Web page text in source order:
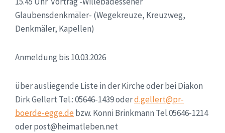
Glaubensdenkmäler- (Wegekreuze, Kreuzweg,
Denkmäler, Kapellen)
Anmeldung bis 10.03.2026
über ausliegende Liste in der Kirche oder bei Diakon
Dirk Gellert Tel.: 05646-1439 oderd.gellert@pr-
boerde-egge.de bzw. Konni Brinkmann Tel.05646-1214
oder post@heimatleben.net